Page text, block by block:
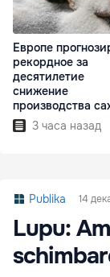
Европе
рекордное за
десятилетие
снижение
производства
3 часа назад
Publika 14
Lupu: